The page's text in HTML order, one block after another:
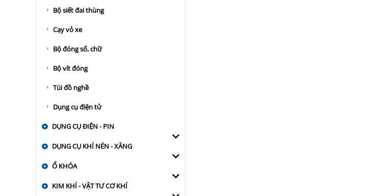
Bộ siết đai thùng
Cạy vỏ xe
Bộ đóng số, chữ
Bộ vít đóng
Túi đồ nghề
Dụng cụ điện tử
DỤNG CỤ ĐIỆN - PIN
DỤNG CỤ KHÍ NÉN - XĂNG
Ổ KHÓA
KIM KHÍ - VẬT TƯ CƠ KHÍ